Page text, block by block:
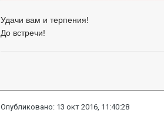
Удачи вам и терпения!
До встречи!
Опубликовано: 13 окт 2016, 11:40:28